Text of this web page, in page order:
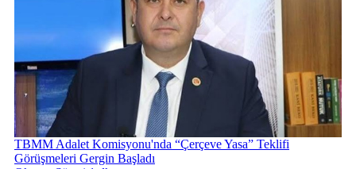
TBMM Adalet Komisyonu'nda “Çerçeve Yasa” Teklifi
Görüşmeleri Gergin Başladı